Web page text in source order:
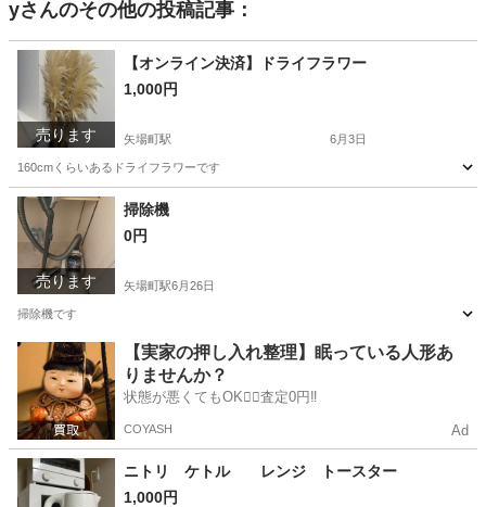
yさんのその他の投稿記事：
売ります
【オンライン決済】ドライフラワー
1,000円
矢場町駅 6月3日
160cmくらいあるドライフラワーです
愛知 名古屋市 矢場町駅
売ります
掃除機
0円
矢場町駅6月26日
掃除機です
愛知 名古屋市 矢場町駅 生活家電
【実家の押し入れ整理】眠っている人形あ
りませんか？
状態が悪くてもOK🙆‍♀️査定0円‼️
COYASH Ad
ニトリ ケトル レンジ トースター
1,000円